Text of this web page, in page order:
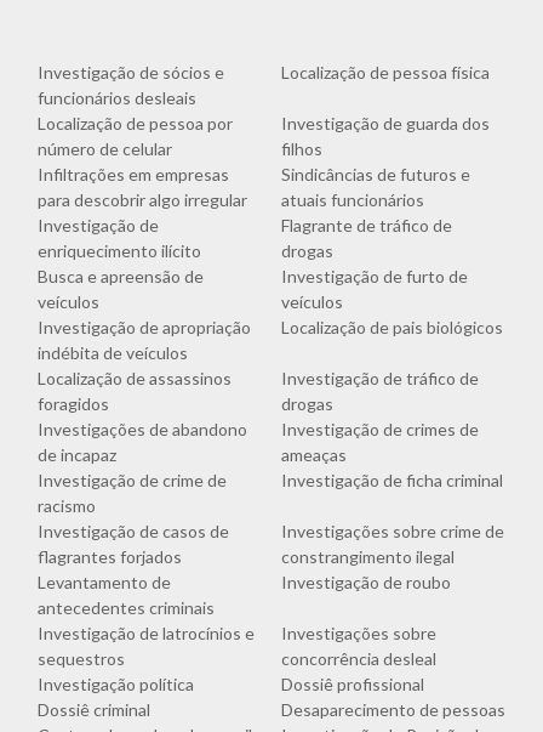
Investigação de sócios e
funcionários desleais
Localização de pessoa física
Localização de pessoa por
número de celular
Investigação de guarda dos
filhos
Infiltrações em empresas
para descobrir algo irregular
Sindicâncias de futuros e
atuais funcionários
Investigação de
enriquecimento ilícito
Flagrante de tráfico de
drogas
Busca e apreensão de
veículos
Investigação de furto de
veículos
Investigação de apropriação
indébita de veículos
Localização de pais biológicos
Localização de assassinos
foragidos
Investigação de tráfico de
drogas
Investigações de abandono
de incapaz
Investigação de crimes de
ameaças
Investigação de crime de
racismo
Investigação de ficha criminal
Investigação de casos de
flagrantes forjados
Investigações sobre crime de
constrangimento ilegal
Levantamento de
antecedentes criminais
Investigação de roubo
Investigação de latrocínios e
sequestros
Investigações sobre
concorrência desleal
Investigação política
Dossiê profissional
Dossiê criminal
Desaparecimento de pessoas